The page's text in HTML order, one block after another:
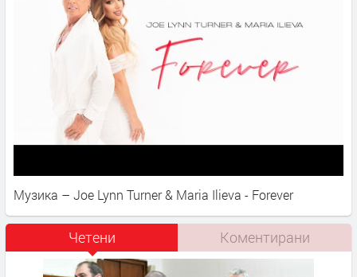
Музика – Joe Lynn Turner & Maria Ilieva - Forever
Четени Коментирани